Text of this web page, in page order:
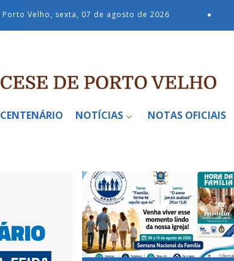
Porto Velho, sexta, 07 de agosto de 2026 ●
CENTENÁRIO NOTÍCIAS NOTAS OFICIAIS